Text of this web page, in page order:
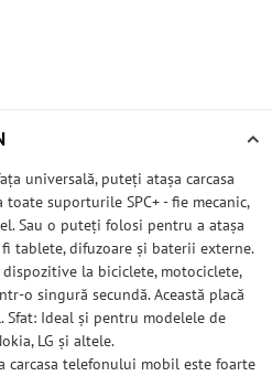
universală, puteți atașa carcasa
suporturile SPC+ - fie mecanic,
Sau o puteți folosi pentru a atașa
tablete, difuzoare și baterii externe.
la biciclete, motociclete,
o singură secundă. Această placă
Sfat: Ideal și pentru modelele de
LG și altele.
carcasa telefonului mobil este foarte